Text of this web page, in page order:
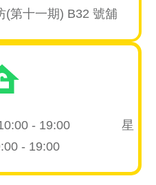
(第十一期) B32 號舖
10:00 - 19:00 星
- 19:00